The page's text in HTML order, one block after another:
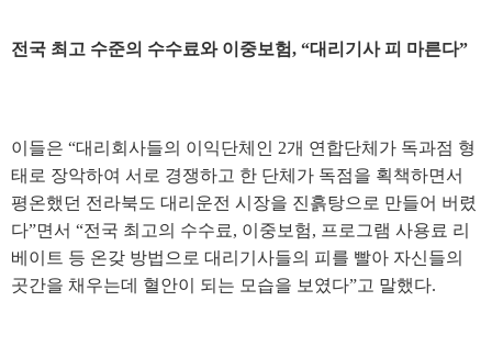
전국 최고 수준의 수수료와 이중보험, “대리기사 피 마른다”
이들은 “대리회사들의 이익단체인 2개 연합단체가 독과점 형
태로 장악하여 서로 경쟁하고 한 단체가 독점을 획책하면서
평온했던 전라북도 대리운전 시장을 진흙탕으로 만들어 버렸
다”면서 “전국 최고의 수수료, 이중보험, 프로그램 사용료 리
베이트 등 온갖 방법으로 대리기사들의 피를 빨아 자신들의
곳간을 채우는데 혈안이 되는 모습을 보였다”고 말했다.